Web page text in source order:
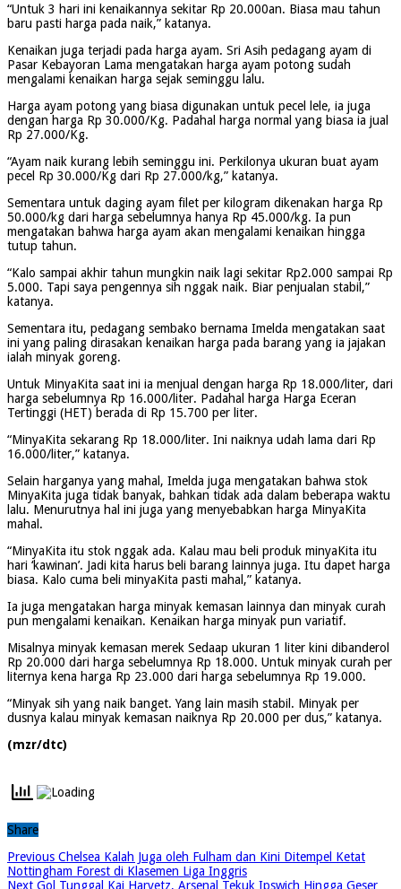
“Untuk 3 hari ini kenaikannya sekitar Rp 20.000an. Biasa mau tahun
baru pasti harga pada naik,” katanya.
Kenaikan juga terjadi pada harga ayam. Sri Asih pedagang ayam di
Pasar Kebayoran Lama mengatakan harga ayam potong sudah
mengalami kenaikan harga sejak seminggu lalu.
Harga ayam potong yang biasa digunakan untuk pecel lele, ia juga
dengan harga Rp 30.000/Kg. Padahal harga normal yang biasa ia jual
Rp 27.000/Kg.
“Ayam naik kurang lebih seminggu ini. Perkilonya ukuran buat ayam
pecel Rp 30.000/Kg dari Rp 27.000/kg,” katanya.
Sementara untuk daging ayam filet per kilogram dikenakan harga Rp
50.000/kg dari harga sebelumnya hanya Rp 45.000/kg. Ia pun
mengatakan bahwa harga ayam akan mengalami kenaikan hingga
tutup tahun.
“Kalo sampai akhir tahun mungkin naik lagi sekitar Rp2.000 sampai Rp
5.000. Tapi saya pengennya sih nggak naik. Biar penjualan stabil,”
katanya.
Sementara itu, pedagang sembako bernama Imelda mengatakan saat
ini yang paling dirasakan kenaikan harga pada barang yang ia jajakan
ialah minyak goreng.
Untuk MinyaKita saat ini ia menjual dengan harga Rp 18.000/liter, dari
harga sebelumnya Rp 16.000/liter. Padahal harga Harga Eceran
Tertinggi (HET) berada di Rp 15.700 per liter.
“MinyaKita sekarang Rp 18.000/liter. Ini naiknya udah lama dari Rp
16.000/liter,” katanya.
Selain harganya yang mahal, Imelda juga mengatakan bahwa stok
MinyaKita juga tidak banyak, bahkan tidak ada dalam beberapa waktu
lalu. Menurutnya hal ini juga yang menyebabkan harga MinyaKita
mahal.
“MinyaKita itu stok nggak ada. Kalau mau beli produk minyaKita itu
hari ‘kawinan’. Jadi kita harus beli barang lainnya juga. Itu dapet harga
biasa. Kalo cuma beli minyaKita pasti mahal,” katanya.
Ia juga mengatakan harga minyak kemasan lainnya dan minyak curah
pun mengalami kenaikan. Kenaikan harga minyak pun variatif.
Misalnya minyak kemasan merek Sedaap ukuran 1 liter kini dibanderol
Rp 20.000 dari harga sebelumnya Rp 18.000. Untuk minyak curah per
liternya kena harga Rp 23.000 dari harga sebelumnya Rp 19.000.
“Minyak sih yang naik banget. Yang lain masih stabil. Minyak per
dusnya kalau minyak kemasan naiknya Rp 20.000 per dus,” katanya.
(mzr/dtc)
Share
Previous Chelsea Kalah Juga oleh Fulham dan Kini Ditempel Ketat
Nottingham Forest di Klasemen Liga Inggris
Next Gol Tunggal Kai Harvetz, Arsenal Tekuk Ipswich Hingga Geser